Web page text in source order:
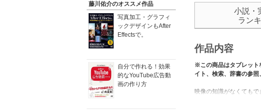
藤川佑介のオススメ作品
写真加工・グラフィ
ックデザインもAfter
Effectsで。
自分で作れる！効果
的なYouTube広告動
画の作り方
小説・
ラン
作品内容
※この商品はタブレット
イト、検索、辞書の参照
映像の知識がなくてもで